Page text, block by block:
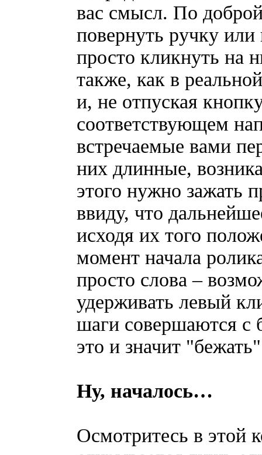
вас смысл. По
повернуть ручку или
просто кликнуть на
также, как в
и, не отпуская
соответствующем
встречаемые вами
них длинные,
этого нужно зажать
ввиду, что
исходя их того
момент начала
просто слова –
удерживать левый
шаги совершаются с
это и значит
Ну, началось…
Осмотритесь в этой